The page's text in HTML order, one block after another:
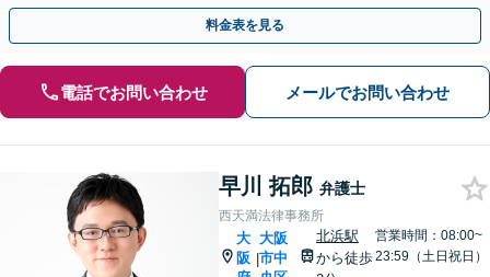
えている段階でもご相談ください。
料金表を見る
電話でお問い合わせ メールでお問い合わせ
早川 拓郎 弁護士
西天満法律事務所
大
阪 |
大阪
市中
北浜駅
から徒歩
営業時間：08:00~
23:59（土日祝日）